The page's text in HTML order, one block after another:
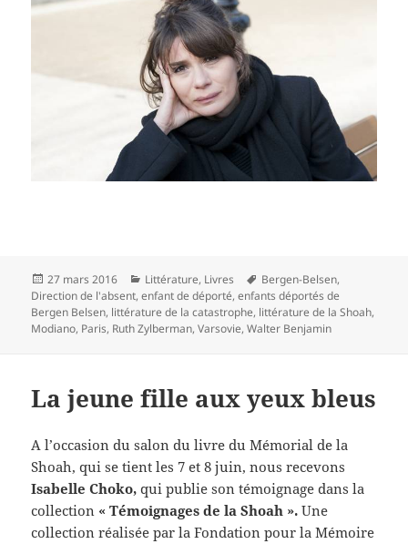
Publié
le
27 mars 2016 Catégories
Littérature, Livres
Mots-
clés
Bergen-Belsen,
Direction de l'absent,enfant de déporté,enfants déportés de
Bergen Belsen, littérature de la catastrophe, littérature de la Shoah,
Modiano, Paris, Ruth Zylberman,Varsovie,Walter Benjamin
La jeune fille aux yeux bleus
A l’occasion du salon du livre du Mémorial de la
Shoah, qui se tient les 7 et 8 juin, nous recevons
Isabelle Choko,qui publie son témoignage dans la
collection « Témoignages de la Shoah ». Une
collection réalisée par la Fondation pour la Mémoire